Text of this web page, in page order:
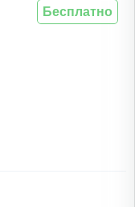
Бесплатно